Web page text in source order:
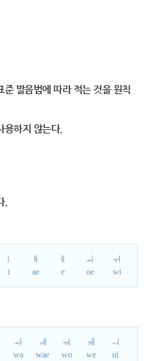
발음법에 따라 적는 것을 원칙
용하지 않는다.
.
i
ㅐ
ae
ㅔ
e
ㅚ
oe
ㅟ
wi
ㅘ
wa
ㅙ
wae
ㅝ
wo
ㅞ
we
ㅢ
ui